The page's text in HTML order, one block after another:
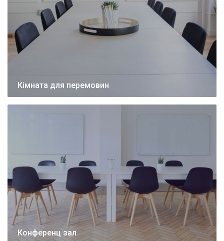
Кімната для перемовин
Конференц зал